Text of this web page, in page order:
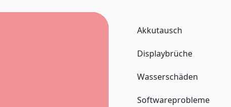
Akkutausch
Displaybrüche
Wasserschäden
Softwareprobleme